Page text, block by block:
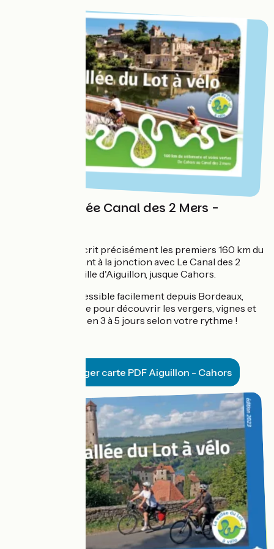
Carte détaillée Canal des 2 Mers -
Une carte qui décrit précisément les premiers 160 km du
parcours, débutant à la jonction avec Le Canal des 2
Mers à vélo, à la ville d'Aiguillon, jusque Cahors.
Une portion accessible facilement depuis Bordeaux,
Agen ou Toulouse pour découvrir les vergers, vignes et
méandres du Lot en 3 à 5 jours selon votre rythme !
Télécharger carte PDF Aiguillon - Cahors